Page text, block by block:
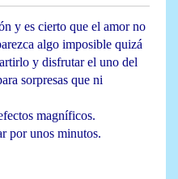
y es cierto que el amor no
algo imposible quizá
y disfrutar el uno del
sorpresas que ni
magníficos.
por unos minutos.